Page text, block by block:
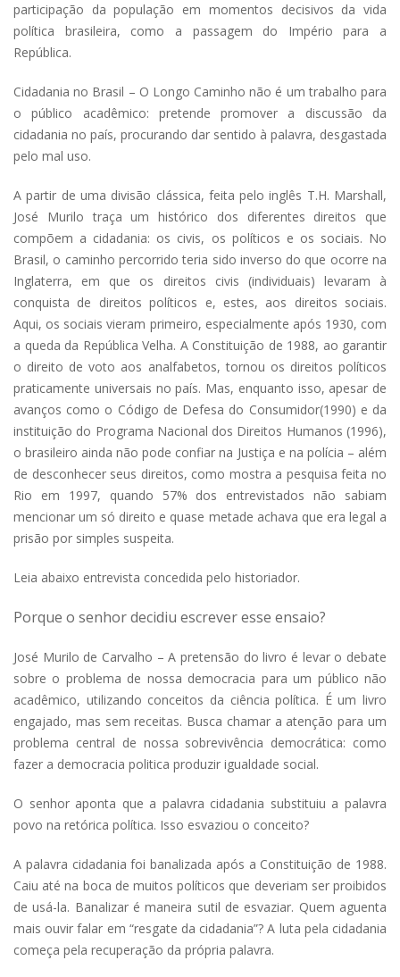
participação da população em momentos decisivos da vida
política brasileira, como a passagem do Império para a
República.
Cidadania no Brasil – O Longo Caminho não é um trabalho para
o público acadêmico: pretende promover a discussão da
cidadania no país, procurando dar sentido à palavra, desgastada
pelo mal uso.
A partir de uma divisão clássica, feita pelo inglês T.H. Marshall,
José Murilo traça um histórico dos diferentes direitos que
compõem a cidadania: os civis, os políticos e os sociais. No
Brasil, o caminho percorrido teria sido inverso do que ocorre na
Inglaterra, em que os direitos civis (individuais) levaram à
conquista de direitos políticos e, estes, aos direitos sociais.
Aqui, os sociais vieram primeiro, especialmente após 1930, com
a queda da República Velha. A Constituição de 1988, ao garantir
o direito de voto aos analfabetos, tornou os direitos políticos
praticamente universais no país. Mas, enquanto isso, apesar de
avanços como o Código de Defesa do Consumidor(1990) e da
instituição do Programa Nacional dos Direitos Humanos (1996),
o brasileiro ainda não pode confiar na Justiça e na polícia – além
de desconhecer seus direitos, como mostra a pesquisa feita no
Rio em 1997, quando 57% dos entrevistados não sabiam
mencionar um só direito e quase metade achava que era legal a
prisão por simples suspeita.
Leia abaixo entrevista concedida pelo historiador.
Porque o senhor decidiu escrever esse ensaio?
José Murilo de Carvalho – A pretensão do livro é levar o debate
sobre o problema de nossa democracia para um público não
acadêmico, utilizando conceitos da ciência política. É um livro
engajado, mas sem receitas. Busca chamar a atenção para um
problema central de nossa sobrevivência democrática: como
fazer a democracia politica produzir igualdade social.
O senhor aponta que a palavra cidadania substituiu a palavra
povo na retórica política. Isso esvaziou o conceito?
A palavra cidadania foi banalizada após a Constituição de 1988.
Caiu até na boca de muitos políticos que deveriam ser proibidos
de usá-la. Banalizar é maneira sutil de esvaziar. Quem aguenta
mais ouvir falar em “resgate da cidadania”? A luta pela cidadania
começa pela recuperação da própria palavra.